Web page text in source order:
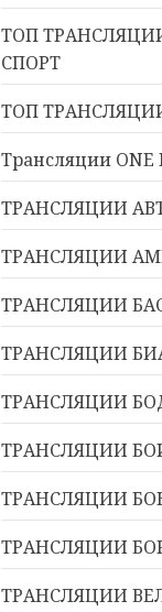
ТОП
СПОРТ
ТОП
Трансляции ONE
ТРАНСЛЯЦИИ
ТРАНСЛЯЦИИ
ТРАНСЛЯЦИИ
ТРАНСЛЯЦИИ
ТРАНСЛЯЦИИ
ТРАНСЛЯЦИИ
ТРАНСЛЯЦИИ
ТРАНСЛЯЦИИ
ТРАНСЛЯЦИИ